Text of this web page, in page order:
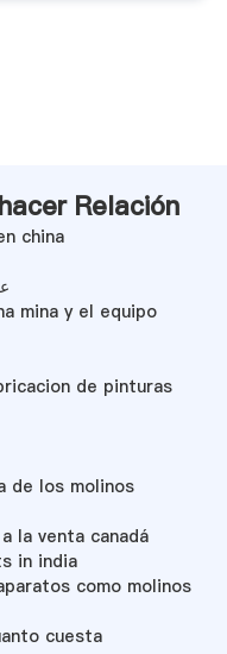
Relación
china
mina y el equipo
de pinturas
de los molinos
la venta canadá
in india
como molinos
cuesta